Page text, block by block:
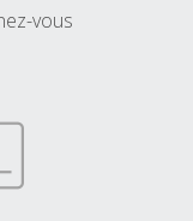
vous